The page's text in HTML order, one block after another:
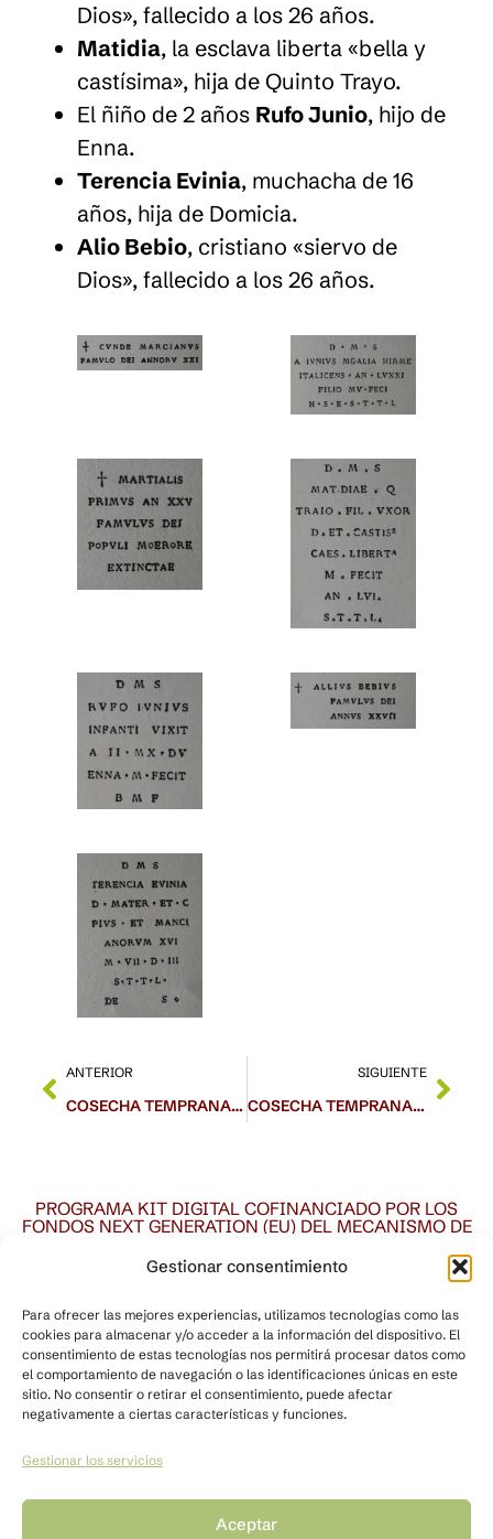
Gestionar consentimiento
Para ofrecer las mejores experiencias, utilizamos tecnologías como las
cookies para almacenar y/o acceder a la información del dispositivo. El
consentimiento de estas tecnologías nos permitirá procesar datos como
el comportamiento de navegación o las identificaciones únicas en este
sitio. No consentir o retirar el consentimiento, puede afectar
negativamente a ciertas características y funciones.
Gestionar los servicios
Aceptar
Dios», fallecido a los 26 años.
Matidia, la esclava liberta «bella y
castísima», hija de Quinto Trayo.
El ñiño de 2 años Rufo Junio, hijo de
Enna.
Terencia Evinia, muchacha de 16
años, hija de Domicia.
Alio Bebio, cristiano «siervo de
Dios», fallecido a los 26 años.
ANTERIOR
COSECHA TEMPRANA CARRASQUEÑA 2024
SIGUIENTE
COSECHA TEMPRANA PICUAL 2024
PROGRAMA KIT DIGITAL COFINANCIADO POR LOS
FONDOS NEXT GENERATION (EU) DEL MECANISMO DE
Quiénes somos
Agricultura tradicional
Contacto